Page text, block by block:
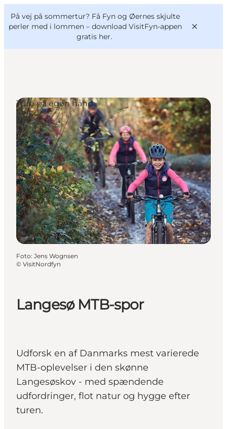
På vej på sommertur? Få Fyn og Øernes skjulte
perler med i lommen – download VisitFyn-appen
gratis her.
Oplevelser
Outdoor
Mad og drikke
Overnatning
Book lokale oplevelser
VisitFyn
Deutsch
Langesø MTB-spor
Udforsk en af Danmarks mest varierede
MTB-oplevelser i den skønne
Langesøskov - med spændende
udfordringer, flot natur og hygge efter
turen.
Ture på egen hånd
Foto: Jens Wognsen
© VisitNordfyn